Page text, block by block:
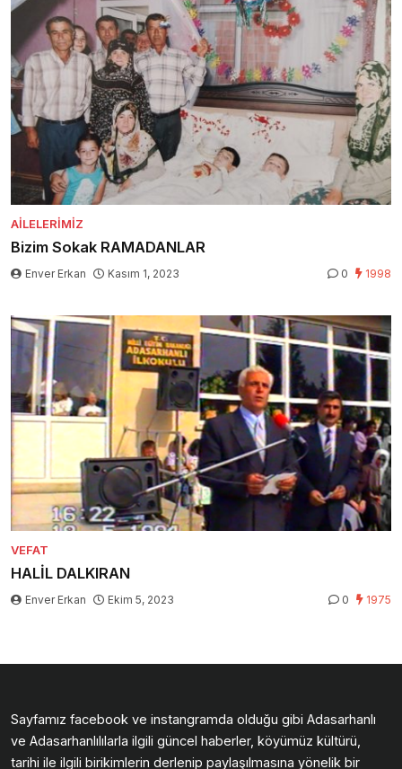
AILELERIMIZ
Bizim Sokak RAMADANLAR
Enver Erkan Kasım 1, 2023 0 1998
VEFAT
HALİL DALKIRAN
Enver Erkan Ekim 5, 2023 0 1975
Sayfamız facebook ve instangramda olduğu gibi Adasarhanlı
ve Adasarhanlılılarla ilgili güncel haberler, köyümüz kültürü,
tarihi ile ilgili birikimlerin derlenip paylaşılmasına yönelik bir